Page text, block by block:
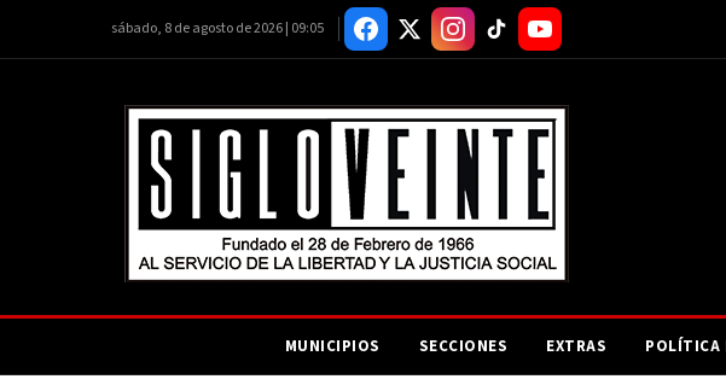
sábado, 8 de agosto de 2026 | 09:05
MUNICIPIOS SECCIONES EXTRAS POLÍTICA